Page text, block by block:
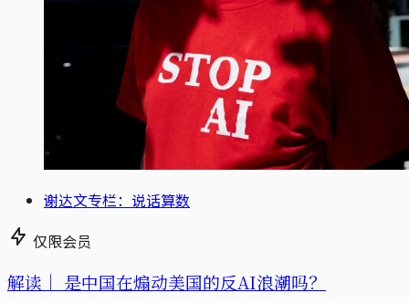
谢达文专栏：说话算数
仅限会员
解读｜ 是中国在煽动美国的反AI浪潮吗？